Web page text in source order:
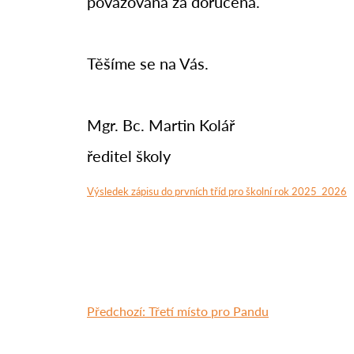
Těšíme se na Vás.
Mgr. Bc. Martin Kolář
ředitel školy
Výsledek zápisu do prvních tříd pro školní rok 2025_2026
Předchozí: Třetí místo pro Pandu